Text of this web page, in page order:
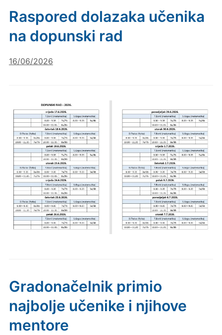
Raspored dolazaka učenika
na dopunski rad
16/06/2026
Gradonačelnik primio
najbolje učenike i njihove
mentore